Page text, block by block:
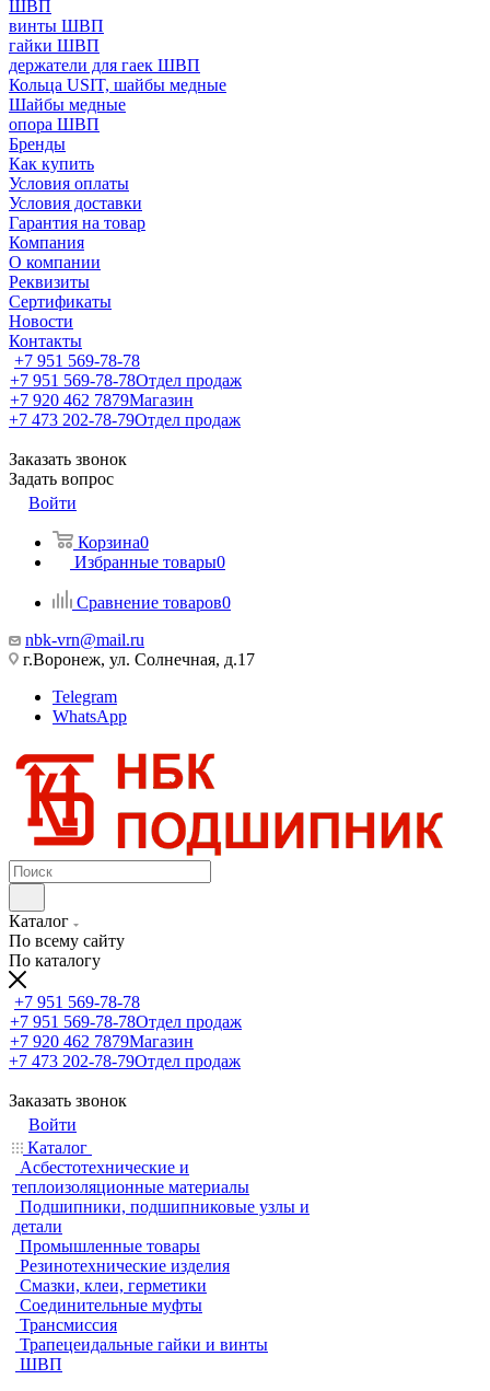
ШВП
винты ШВП
гайки ШВП
держатели для гаек ШВП
Кольца USIT, шайбы медные
Шайбы медные
опора ШВП
Бренды
Как купить
Условия оплаты
Условия доставки
Гарантия на товар
Компания
О компании
Реквизиты
Сертификаты
Новости
Контакты
+7 951 569-78-78
+7 951 569-78-78Отдел продаж
+7 920 462 7879Магазин
+7 473 202-78-79Отдел продаж
Заказать звонок
Задать вопрос
Войти
Корзина0
Избранные товары0
Сравнение товаров0
nbk-vrn@mail.ru
г.Воронеж, ул. Солнечная, д.17
Telegram
WhatsApp
Каталог
По всему сайту
По каталогу
+7 951 569-78-78
+7 951 569-78-78Отдел продаж
+7 920 462 7879Магазин
+7 473 202-78-79Отдел продаж
Заказать звонок
Войти
Каталог
Асбестотехнические и
теплоизоляционные материалы
Подшипники, подшипниковые узлы и
детали
Промышленные товары
Резинотехнические изделия
Смазки, клеи, герметики
Соединительные муфты
Трансмиссия
Трапецеидальные гайки и винты
ШВП